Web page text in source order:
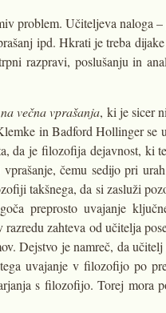
problem. Učiteljeva naloga
ipd. Hkrati je treba
razpravi, poslušanju in
večna vprašanja, ki je sicer
in Badford Hollinger
da je filozofija dejavnost, ki
čemu sedijo pri
takšnega, da si zasluži
preprosto uvajanje
zahteva od učitelja
Dejstvo je namreč, da
uvajanje v filozofijo po
s filozofijo. Torej mora